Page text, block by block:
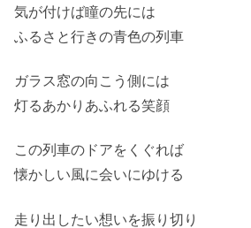
気が付けば瞳の先には
ふるさと行きの青色の列車
ガラス窓の向こう側には
灯るあかりあふれる笑顔
この列車のドアをくぐれば
懐かしい風に会いにゆける
走り出したい想いを振り切り